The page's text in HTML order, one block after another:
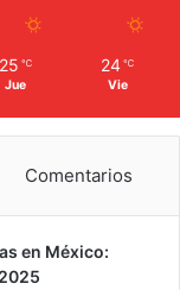
25 ℃
Jue
24 ℃
Vie
Comentarios
en México: